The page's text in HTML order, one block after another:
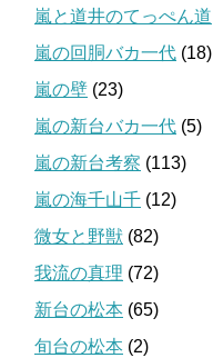
嵐と道井のてっぺん道
嵐の回胴バカ一代 (18)
嵐の壁 (23)
嵐の新台バカ一代 (5)
嵐の新台考察 (113)
嵐の海千山千 (12)
微女と野獣 (82)
我流の真理 (72)
新台の松本 (65)
旬台の松本 (2)